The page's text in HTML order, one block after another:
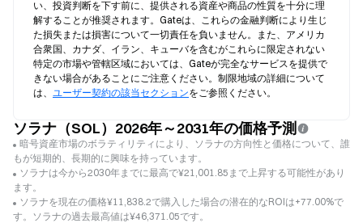
い、投資判断を下す前に、提供される資産や商品の性質を十分に理
解することが推奨されます。Gateは、これらの金融判断により生じ
た損失または損害について一切責任を負いません。また、アメリカ
合衆国、カナダ、イラン、キューバを含むがこれらに限定されない
特定の市場や管轄区域においては、Gateが完全なサービスを提供で
きない場合があることにご注意ください。制限地域の詳細について
は、 ユーザー契約の該当セクションをご参照ください。
ソラナ（SOL）2026年～2031年の価格予測
暗号資産市場のボラティリティにより、ソラナの方向性と価格について、誰
もが短期的、長期的に興味を持っています。
ソラナは今から2030年までに最高で¥21,001.85まで上昇する可能性があり
ます。
ソラナを現在の価格¥11,838.2で購入した場合の潜在的なROIは+77.00%で
す。ソラナの過去最高値は¥46,371.05です。